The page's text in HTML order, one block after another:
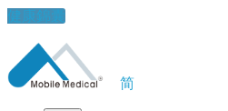
健康錦囊
简